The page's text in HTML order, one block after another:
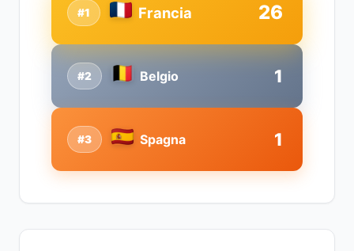
#2 Belgio 1
#1 Francia 26
#3 Spagna 1